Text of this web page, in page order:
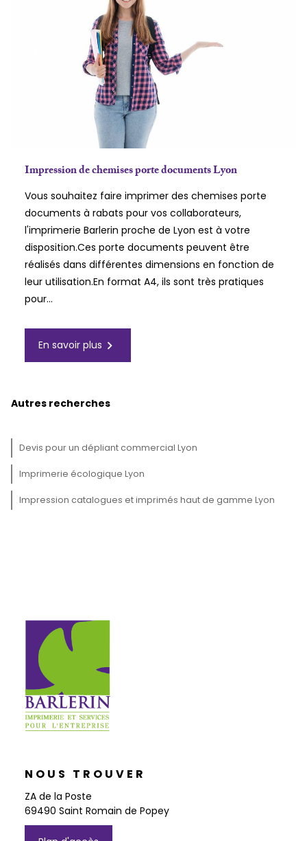
Impression de chemises porte documents Lyon
Vous souhaitez faire imprimer des chemises porte
documents à rabats pour vos collaborateurs,
l'imprimerie Barlerin proche de Lyon est à votre
disposition.Ces porte documents peuvent être
réalisés dans différentes dimensions en fonction de
leur utilisation.En format A4, ils sont très pratiques
pour...
En savoir plus navigate_next
Autres recherches
Devis pour un dépliant commercial Lyon
Imprimerie écologique Lyon
Impression catalogues et imprimés haut de gamme Lyon
NOUS TROUVER
ZA de la Poste
69490 Saint Romain de Popey